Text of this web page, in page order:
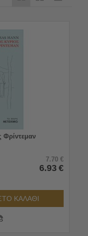
Φρίντεμαν
7.70 €
6.93 €
ΚΑΛΑΘΙ